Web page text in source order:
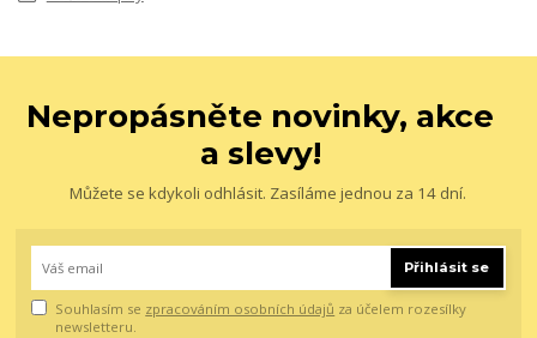
Nepropásněte novinky, akce
a slevy!
Můžete se kdykoli odhlásit. Zasíláme jednou za 14 dní.
Přihlásit se
Souhlasím se zpracováním osobních údajů za účelem rozesílky
newsletteru.